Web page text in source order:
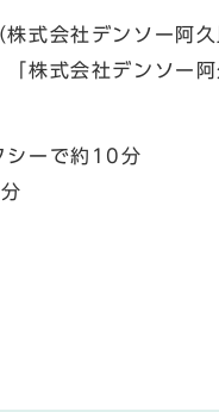
式会社デンソー阿久
株式会社デンソー
シーで約10分